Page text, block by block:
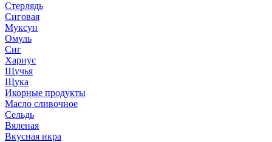
Стерлядь
Сиговая
Муксун
Омуль
Сиг
Хариус
Щучья
Щука
Икорные продукты
Масло сливочное
Сельдь
Вяленая
Вкусная икра